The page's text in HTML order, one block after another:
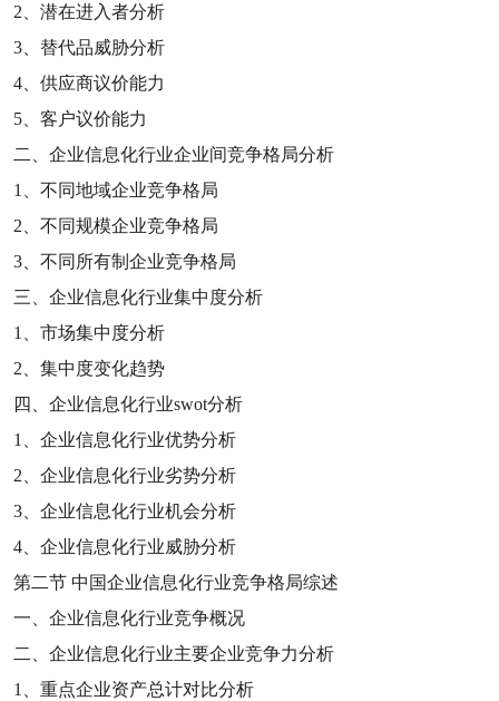
2 、潜在进入者分析
3 、替代品威胁分析
4 、供应商议价能力
5 、客户议价能力
二、企业信息化行业企业间竞争格局分析
1
、不同地域企业竞争格局
2 、不同规模企业竞争格局
3 、不同所有制企业竞争格局
三、企业信息化行业集中度分析
1
、市场集中度分析
2 、集中度变化趋势
四、企业信息化行业swot分析
1
、企业信息化行业优势分析
2 、企业信息化行业劣势分析
3 、企业信息化行业机会分析
4 、企业信息化行业威胁分析
第二节 中国企业信息化行业竞争格局综述
一、企业信息化行业竞争概况
二、企业信息化行业主要企业竞争力分析
1
、重点企业资产总计对比分析